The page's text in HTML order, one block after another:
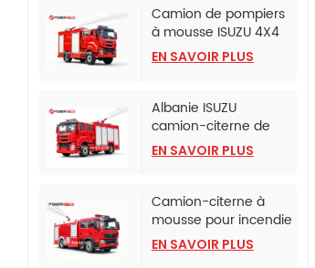
Camion de pompiers
à mousse ISUZU 4X4
pour bureau de police
EN SAVOIR PLUS
Albanie ISUZU
camion-citerne de
lutte contre l'incendie
à mousse
EN SAVOIR PLUS
Camion-citerne à
mousse pour incendie
monté sur camion
SINOTRUK HOWO TX
EN SAVOIR PLUS